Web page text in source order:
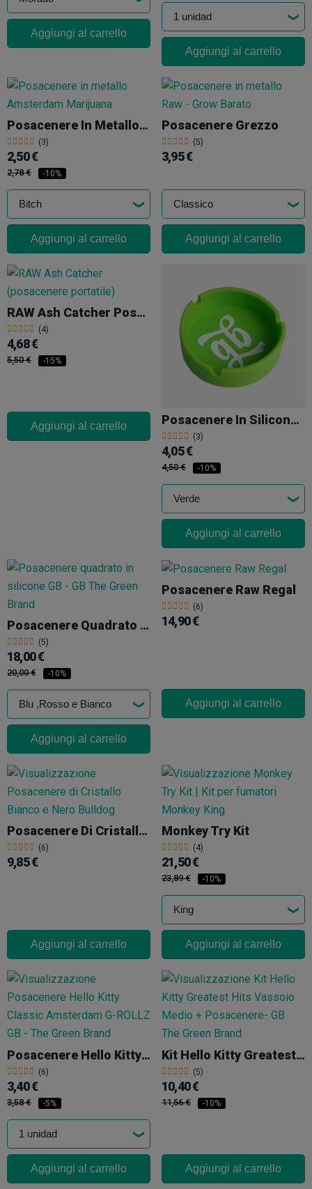
Aggiungi al carrello
Aggiungi al carrello
Posacenere In Metallo Per Marijuana
(3)
2,50 €
2,78 € -10%
Aggiungi al carrello
Posacenere Grezzo
(5)
3,95 €
Aggiungi al carrello
RAW Ash Catcher Posacenere Portatile
(4)
4,68 €
5,50 € -15%
Aggiungi al carrello Posacenere In Silicone GB
(3)
4,05 €
4,50 € -10%
Aggiungi al carrello
Posacenere Quadrato In Silicone GB
(5)
18,00 €
20,00 € -10%
Aggiungi al carrello
Posacenere Raw Regal
(6)
14,90 €
Aggiungi al carrello
Posacenere Di Cristallo Bianco E Nero Bulldog
(6)
9,85 €
Aggiungi al carrello
Monkey Try Kit
(4)
21,50 €
23,89 € -10%
Aggiungi al carrello
Posacenere Hello Kitty Classic Amsterdam G-ROLLZ
(6)
3,40 €
3,58 € -5%
Aggiungi al carrello
Kit Hello Kitty Greatest Hits Vassoio Per Rollare Medio + Posacenere
(5)
10,40 €
11,56 € -10%
Aggiungi al carrello